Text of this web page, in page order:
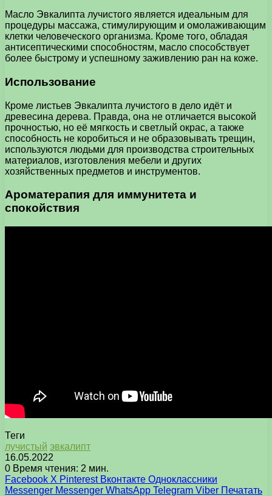
Масло Эвкалипта лучистого является идеальным для
процедуры массажа, стимулирующим и омолаживающим
клетки человеческого организма. Кроме того, обладая
антисептическими способностям, масло способствует
более быстрому и успешному заживлению ран на коже.
Использование
Кроме листьев Эвкалипта лучистого в дело идёт и
древесина дерева. Правда, она не отличается высокой
прочностью, но её мягкость и светлый окрас, а также
способность не коробиться и не образовывать трещин,
используются людьми для производства строительных
материалов, изготовления мебели и других
хозяйственных предметов и инструментов.
Ароматерапия для иммунитета и
спокойствия
Теги
лучистый эвкалипт
16.05.2022
0 Время чтения: 2 мин.
Facebook X Pinterest Вконтакте Одноклассники
Messenger Messenger WhatsApp Telegram Viber Печатать